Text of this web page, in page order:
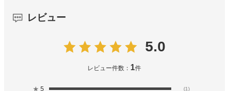
レビュー
5.0
レビュー件数： 1件
★ 5 (1)